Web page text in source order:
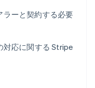
ーと契約する必要
対応に関する Stripe